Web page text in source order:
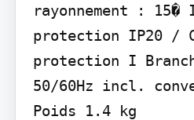
rayonnement : 15�
protection IP20 /
protection I
50/60Hz incl.
Poids 1.4 kg